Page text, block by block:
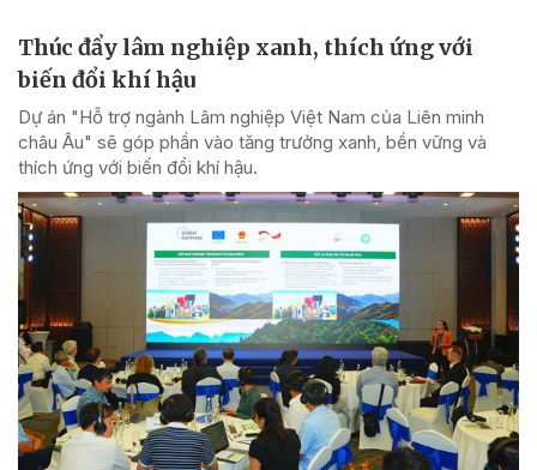
Thúc đẩy lâm nghiệp xanh, thích ứng với
biến đổi khí hậu
Dự án "Hỗ trợ ngành Lâm nghiệp Việt Nam của Liên minh
châu Âu" sẽ góp phần vào tăng trưởng xanh, bền vững và
thích ứng với biến đổi khí hậu.